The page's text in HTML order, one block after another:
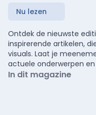
Nu lezen
Ontdek de nieuwste
inspirerende artikelen,
visuals. Laat je
actuele onderwerpen
In dit magazine